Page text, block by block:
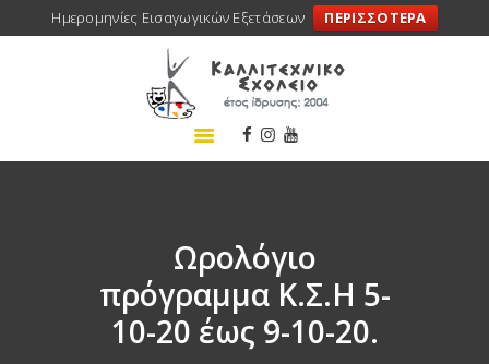
Ημερομηνίες Εισαγωγικών Εξετάσεων ΠΕΡΙΣΣΟΤΕΡΑ
Ωρολόγιο
πρόγραμμα Κ.Σ.Η 5-
10-20 έως 9-10-20.
ΑΡΧΙΚΗ
ΠΡΟΓΡΑΜΜΑΤΑ
ΔΡΑΣΕΙΣ
ΜΕΤΑΚΙΝΗΣΕΙΣ
ΕΠΙΚΟΙΝΩΝΙΑ